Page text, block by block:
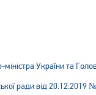
України та
ради від